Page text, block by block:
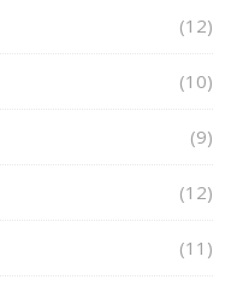
(12)
(10)
(9)
(12)
(11)